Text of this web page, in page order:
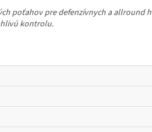
poťahov pre defenzívnych a
kontrolu.